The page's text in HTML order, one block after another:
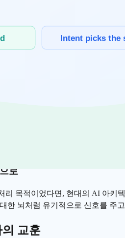
정적 장면
로
리 목적이었다면, 현대의 AI 아
한 뇌처럼 유기적으로 신호를 주
교훈